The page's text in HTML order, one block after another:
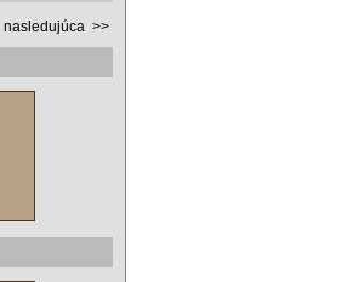
nasledujúca >>